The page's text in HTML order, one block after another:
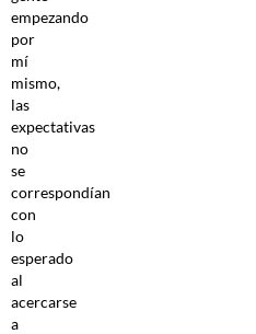
empezando
por
mí
mismo,
las
expectativas
no
se
correspondían
con
lo
esperado
al
acercarse
a